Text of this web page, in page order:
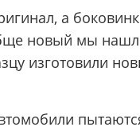
а
новый мы
изготовили